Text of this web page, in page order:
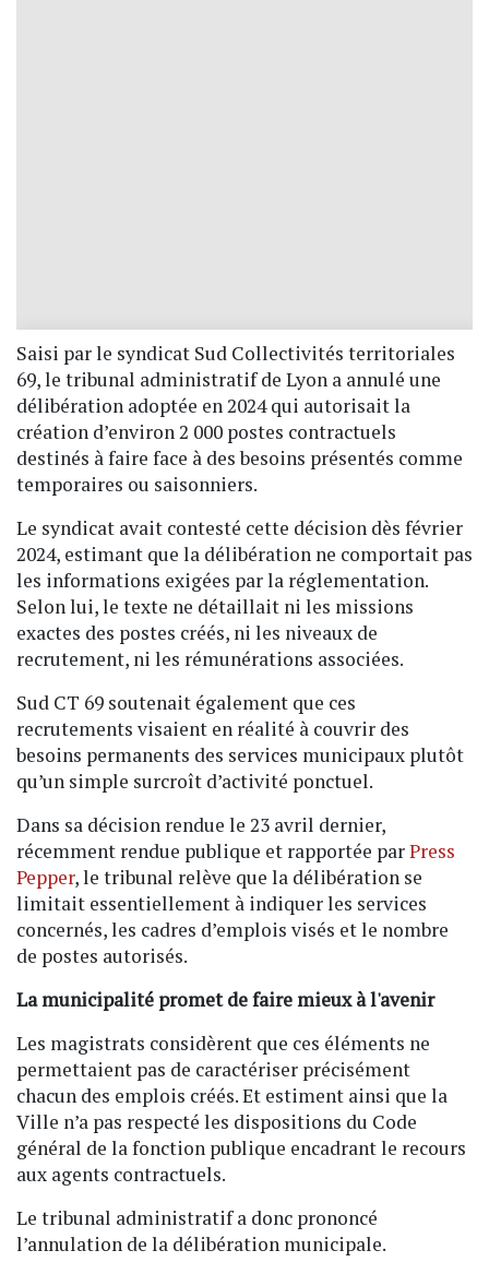
Saisi par le syndicat Sud Collectivités territoriales
69, le tribunal administratif de Lyon a annulé une
délibération adoptée en 2024 qui autorisait la
création d’environ 2 000 postes contractuels
destinés à faire face à des besoins présentés comme
temporaires ou saisonniers.
Le syndicat avait contesté cette décision dès février
2024, estimant que la délibération ne comportait pas
les informations exigées par la réglementation.
Selon lui, le texte ne détaillait ni les missions
exactes des postes créés, ni les niveaux de
recrutement, ni les rémunérations associées.
Sud CT 69 soutenait également que ces
recrutements visaient en réalité à couvrir des
besoins permanents des services municipaux plutôt
qu’un simple surcroît d’activité ponctuel.
Dans sa décision rendue le 23 avril dernier,
récemment rendue publique et rapportée parPress
Pepper, le tribunal relève que la délibération se
limitait essentiellement à indiquer les services
concernés, les cadres d’emplois visés et le nombre
de postes autorisés.
La municipalité promet de faire mieux à l'avenir
Les magistrats considèrent que ces éléments ne
permettaient pas de caractériser précisément
chacun des emplois créés. Et estiment ainsi que la
Ville n’a pas respecté les dispositions du Code
général de la fonction publique encadrant le recours
aux agents contractuels.
Le tribunal administratif a donc prononcé
l’annulation de la délibération municipale.